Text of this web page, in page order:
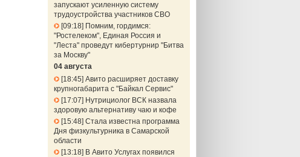
запускают усиленную систему
трудоустройства участников СВО
09:18 Помним, гордимся:
"Ростелеком", Единая Россия и
"Леста" проведут кибертурнир "Битва
за Москву"
04 августа
18:45 Авито расширяет доставку
крупногабарита с "Байкал Сервис"
17:07
Нутрициолог ВСК назвала
здоровую альтернативу чаю и кофе
15:48 Стала известна программа
Дня физкультурника в Самарской
области
13:18 В Авито Услугах появился